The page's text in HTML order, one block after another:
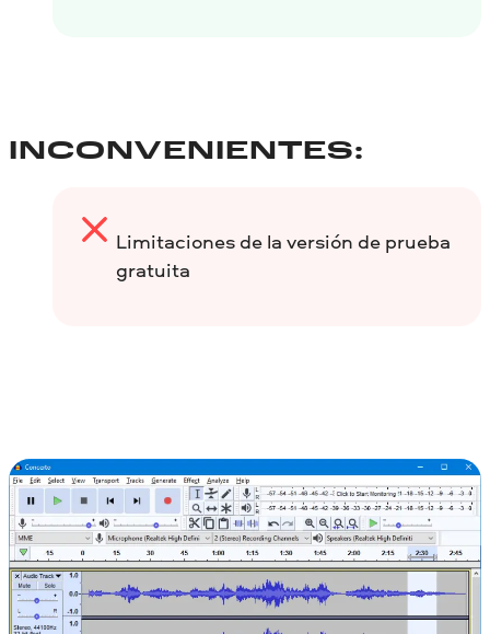
INCONVENIENTES:
Limitaciones de la versión de prueba
gratuita